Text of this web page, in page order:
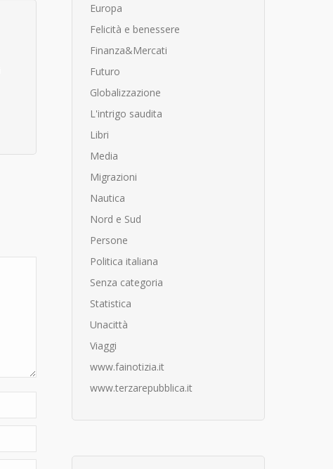
Europa
Felicità e benessere
Finanza&Mercati
Futuro
Globalizzazione
L'intrigo saudita
Libri
Media
Migrazioni
Nautica
Nord e Sud
Persone
Politica italiana
Senza categoria
Statistica
Unacittà
Viaggi
www.fainotizia.it
www.terzarepubblica.it